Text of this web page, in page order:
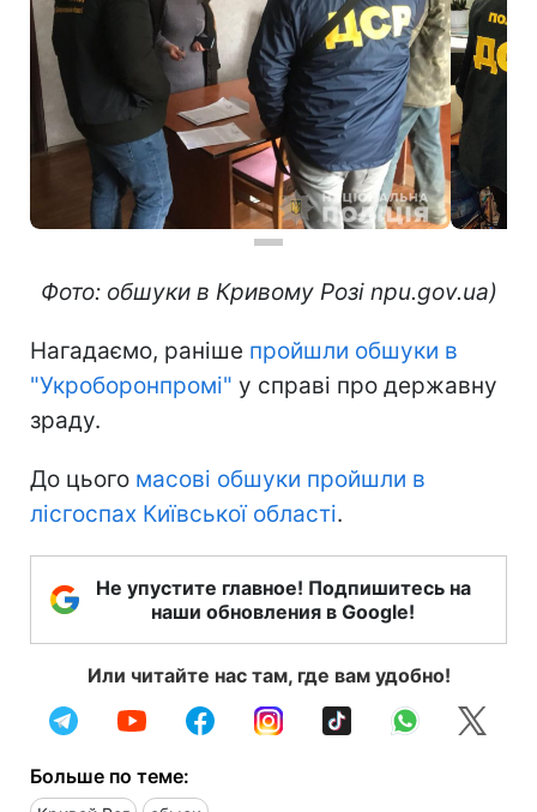
Фото: обшуки в Кривому Розі npu.gov.ua)
Нагадаємо, раніше пройшли обшуки в
"Укроборонпромі" у справі про державну
зраду.
До цього масові обшуки пройшли в
лісгоспах Київської області.
Не упустите главное! Подпишитесь на
наши обновления в Google!
Или читайте нас там, где вам удобно!
Больше по теме: